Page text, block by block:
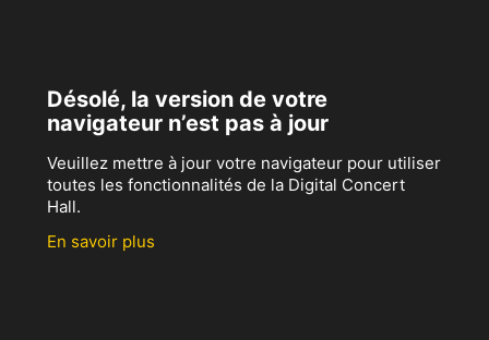
Désolé, la version de votre
navigateur n’est pas à jour
Veuillez mettre à jour votre navigateur pour utiliser
toutes les fonctionnalités de la Digital Concert
Hall.
En savoir plus